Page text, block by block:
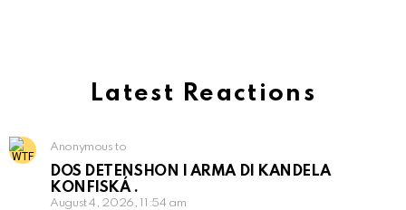
Latest Reactions
Anonymous to
DOS DETENSHON I ARMA DI KANDELA
KONFISKÁ .
August 4, 2026, 11:54 am